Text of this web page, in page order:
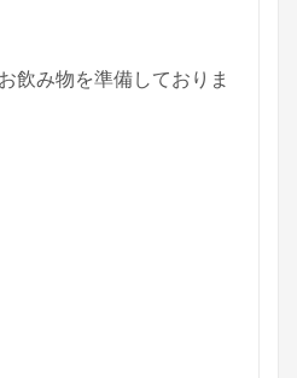
飲み物を準備しておりま